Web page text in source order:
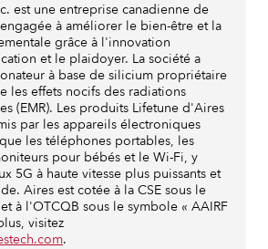
est une entreprise canadienne de
à améliorer le bien-être et la
grâce à l'innovation
et le plaidoyer. La société a
à base de silicium propriétaire
les effets nocifs des radiations
(EMR). Les produits Lifetune d'Aires
par les appareils électroniques
les téléphones portables, les
pour bébés et le Wi-Fi, y
5G à haute vitesse plus puissants et
Aires est cotée à la CSE sous le
à l'OTCQB sous le symbole « AAIRF
visitez
.